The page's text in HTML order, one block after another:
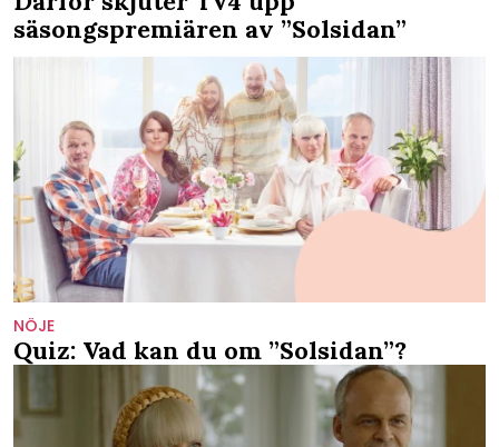
säsongspremiären av ”Solsidan”
NÖJE
Quiz: Vad kan du om ”Solsidan”?